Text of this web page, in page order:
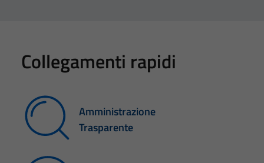
Collegamenti rapidi
Amministrazione
Trasparente